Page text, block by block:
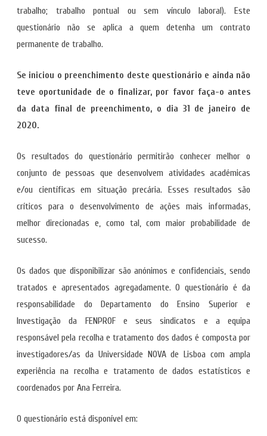
trabalho; trabalho pontual ou sem vínculo laboral). Este
questionário não se aplica a quem detenha um contrato
permanente de trabalho.
Se iniciou o preenchimento deste questionário e ainda não
teve oportunidade de o finalizar, por favor faça-o antes
da data final de preenchimento, o dia 31 de janeiro de
2020.
Os resultados do questionário permitirão conhecer melhor o
conjunto de pessoas que desenvolvem atividades académicas
e/ou científicas em situação precária. Esses resultados são
críticos para o desenvolvimento de ações mais informadas,
melhor direcionadas e, como tal, com maior probabilidade de
sucesso.
Os dados que disponibilizar são anónimos e confidenciais, sendo
tratados e apresentados agregadamente. O questionário é da
responsabilidade do Departamento do Ensino Superior e
Investigação da FENPROF e seus sindicatos e a equipa
responsável pela recolha e tratamento dos dados é composta por
investigadores/as da Universidade NOVA de Lisboa com ampla
experiência na recolha e tratamento de dados estatísticos e
coordenados por Ana Ferreira.
O questionário está disponível em: